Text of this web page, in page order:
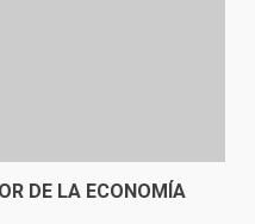
DE LA ECONOMÍA